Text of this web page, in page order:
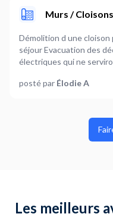
Murs / Cloisons
Démolition d une
séjour Evacuation des déchets Isolation
électriques qui ne
posté par Élodie A
Les meilleurs